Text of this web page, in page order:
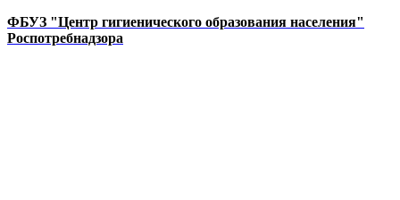
ФБУЗ "Центр гигиенического образования населения"
Роспотребнадзора